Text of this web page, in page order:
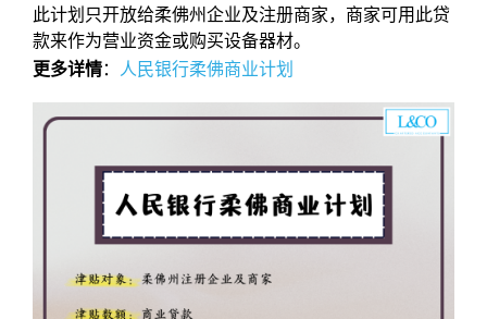
此计划只开放给柔佛州企业及注册商家，商家可用此贷
款来作为营业资金或购买设备器材。
更多详情： 人民银行柔佛商业计划